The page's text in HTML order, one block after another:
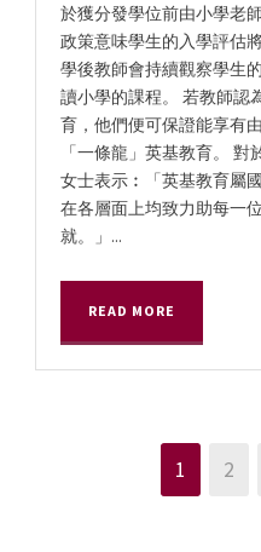
於獲分發學位前由小學老
政策意味學生的入學評估
學後教師會持續觀察學生
讀小學的課程。 若教師認
育，他們便可保證能享有
「一條龍」英基教育。
女士表示︰「英基教育屬
在各層面上均致力助每一
就。」...
READ MORE
1 2